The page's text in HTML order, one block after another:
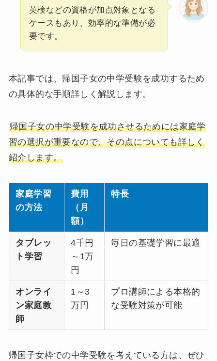
英検などの資格が加点対象となる
ケースもあり、効率的な準備が必
要です。
本記事では、帰国子女の中学受験を成功するため
の具体的な手順詳しく解説します。
帰国子女の中学受験を成功させるためには家庭学
習の選択が重要なので、その点についても詳しく
紹介します。
家庭学習
の方法
費用
（月
額）
特長
タブレッ
ト学習
4千円
～1万
円
毎日の基礎学習に最適
オンライ
ン家庭教
師
1～3
万円
プロ講師による本格的
な受験対策が可能
帰国子女枠での中学受験を考えている方は、ぜひ